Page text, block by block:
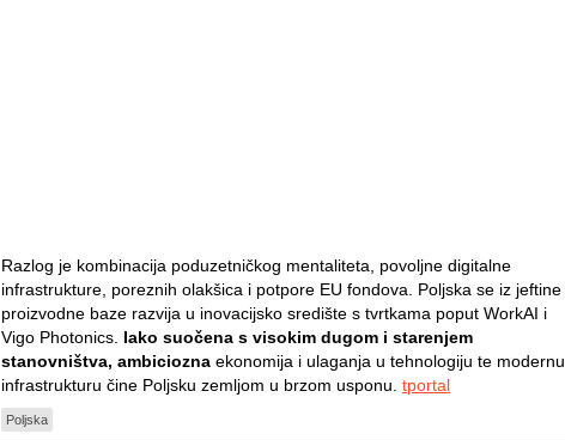
Razlog je kombinacija poduzetničkog mentaliteta, povoljne digitalne
infrastrukture, poreznih olakšica i potpore EU fondova. Poljska se iz jeftine
proizvodne baze razvija u inovacijsko središte s tvrtkama poput WorkAI i
Vigo Photonics. Iako suočena s visokim dugom i starenjem
stanovništva, ambiciozna ekonomija i ulaganja u tehnologiju te modernu
infrastrukturu čine Poljsku zemljom u brzom usponu. tportal
Poljska